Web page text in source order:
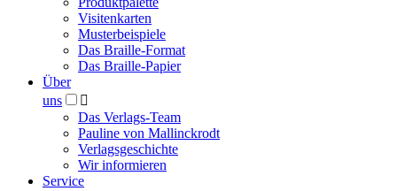
Visitenkarten
Musterbeispiele
Das Braille-Format
Das Braille-Papier
Über
uns

Das Verlags-Team
Pauline von Mallinckrodt
Verlagsgeschichte
Wir informieren
Service